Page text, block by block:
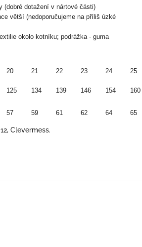
(dobré dotažení v nártové části)
větší (nedoporučujeme na příliš úzké
okolo kotníku; podrážka - guma
20 21 22 23 24 25
125 134 139 146 154 160
57 59 61 62 64 65
Clevermess.